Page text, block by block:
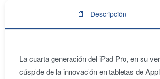
📄 Descripción
La cuarta generación del iPad Pro, en su
cúspide de la innovación en tabletas de